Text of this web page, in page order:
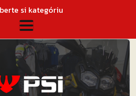
si kategóriu